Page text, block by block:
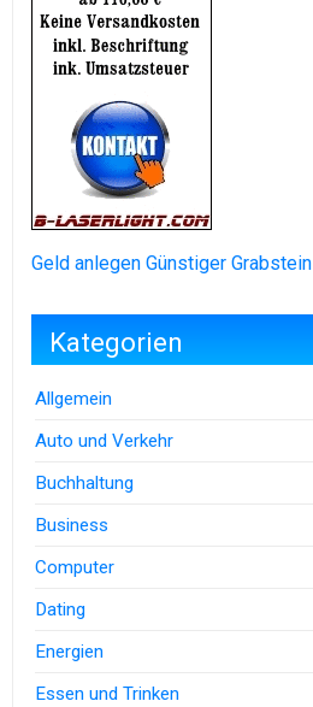
Geld anlegen Günstiger Grabstein
Kategorien
Allgemein
Auto und Verkehr
Buchhaltung
Business
Computer
Dating
Energien
Essen und Trinken